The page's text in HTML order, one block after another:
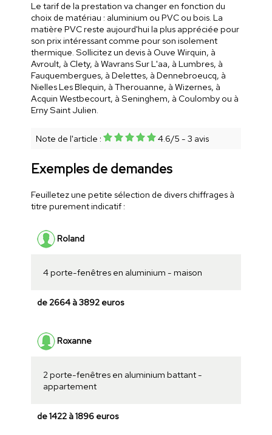
Le tarif de la prestation va changer en fonction du
choix de matériau : aluminium ou PVC ou bois. La
matière PVC reste aujourd'hui la plus appréciée pour
son prix intéressant comme pour son isolement
thermique. Sollicitez un devis à Ouve Wirquin, à
Avroult, à Clety, à Wavrans Sur L'aa, à Lumbres, à
Fauquembergues, à Delettes, à Dennebroeucq, à
Nielles Les Blequin, à Therouanne, à Wizernes, à
Acquin Westbecourt, à Seninghem, à Coulomby ou à
Erny Saint Julien.
Note de l'article : 4.6/5 - 3 avis
Exemples de demandes
Feuilletez une petite sélection de divers chiffrages à
titre purement indicatif :
Roland
4 porte-fenêtres en aluminium - maison
de 2664 à 3892 euros
Roxanne
2 porte-fenêtres en aluminium battant -
appartement
de 1422 à 1896 euros